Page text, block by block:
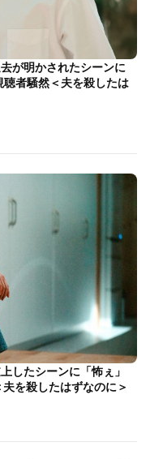
が明かされたシーンに
聴者騒然＜夫を殺したは
したシーンに「怖ぇ」
を殺したはずなのに＞